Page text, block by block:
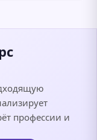
профессии и